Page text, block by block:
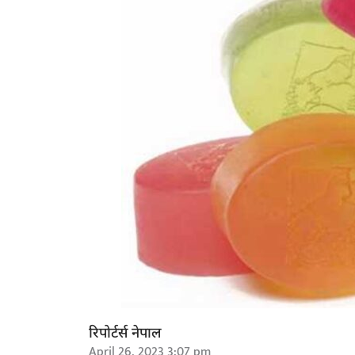
रिपोर्टर्स नेपाल